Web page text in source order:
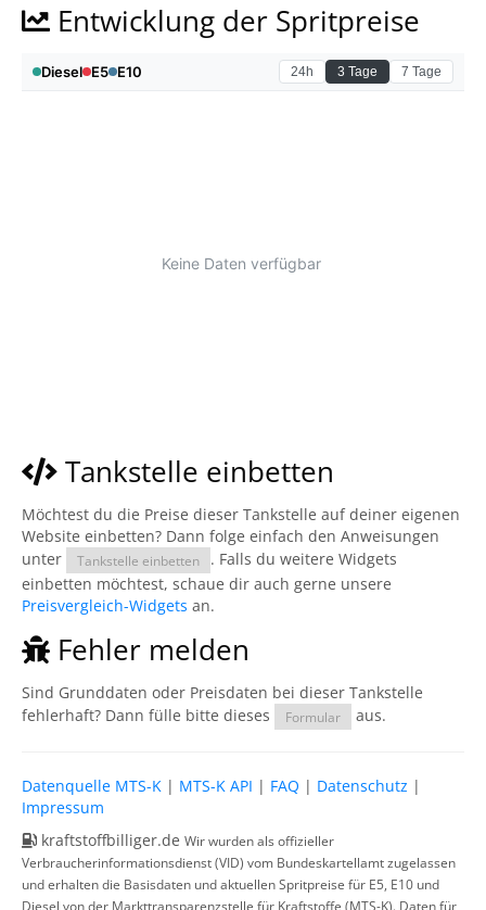
Entwicklung der Spritpreise
Tankstelle einbetten
Möchtest du die Preise dieser Tankstelle auf deiner eigenen
Website einbetten? Dann folge einfach den Anweisungen
unter
Tankstelle einbetten
. Falls du weitere Widgets
einbetten möchtest, schaue dir auch gerne unsere
Preisvergleich-Widgets an.
Fehler melden
Sind Grunddaten oder Preisdaten bei dieser Tankstelle
fehlerhaft? Dann fülle bitte dieses
Formular aus.
Datenquelle MTS-K | MTS-K API | FAQ | Datenschutz |
Impressum
kraftstoffbilliger.de Wir wurden als offizieller
Verbraucherinformationsdienst (VID) vom Bundeskartellamt zugelassen
und erhalten die Basisdaten und aktuellen Spritpreise für E5, E10 und
Diesel von der Markttransparenzstelle für Kraftstoffe (MTS-K). Daten für